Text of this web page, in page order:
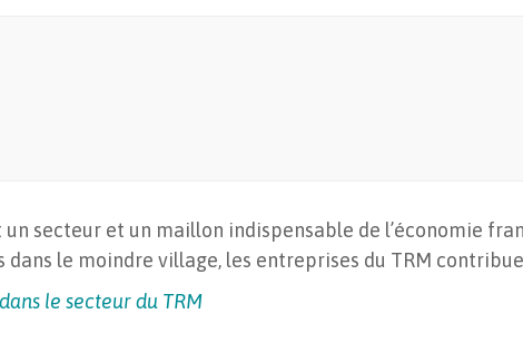
secteur et un maillon indispensable de l’économie
dans le moindre village, les entreprises du TRM
le secteur du TRM